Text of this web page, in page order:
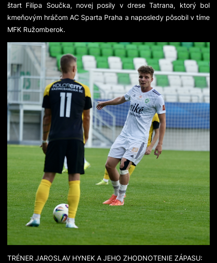
štart Filipa Součka, novej posily v drese Tatrana, ktorý bol
kmeňovým hráčom AC Sparta Praha a naposledy pôsobil v tíme
MFK Ružomberok.
TRÉNER JAROSLAV HYNEK A JEHO ZHODNOTENIE ZÁPASU: